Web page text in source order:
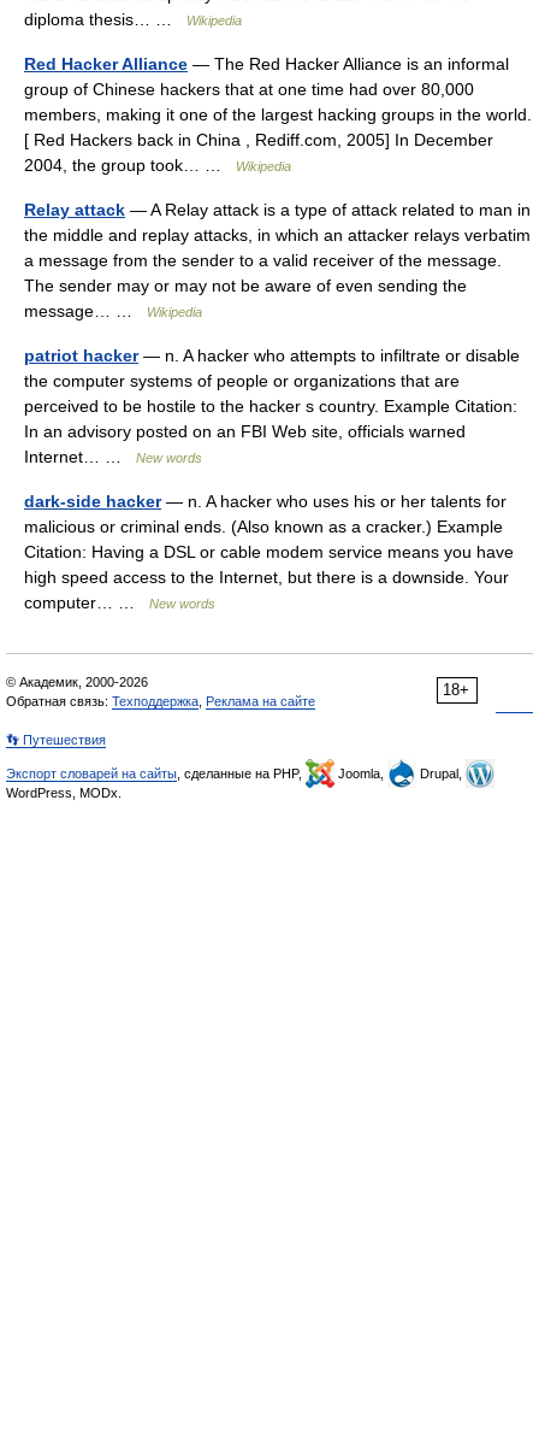
diploma thesis… …
Wikipedia
Red Hacker Alliance — The Red Hacker Alliance is an informal
group of Chinese hackers that at one time had over 80,000
members, making it one of the largest hacking groups in the world.
[ Red Hackers back in China , Rediff.com, 2005] In December
2004, the group took… …
Wikipedia
Relay attack — A Relay attack is a type of attack related to man in
the middle and replay attacks, in which an attacker relays verbatim
a message from the sender to a valid receiver of the message.
The sender may or may not be aware of even sending the
message… …
Wikipedia
patriot hacker— n. A hacker who attempts to infiltrate or disable
the computer systems of people or organizations that are
perceived to be hostile to the hacker s country. Example Citation:
In an advisory posted on an FBI Web site, officials warned
Internet… …
New words
dark-side hacker— n. A hacker who uses his or her talents for
malicious or criminal ends. (Also known as a cracker.) Example
Citation: Having a DSL or cable modem service means you have
high speed access to the Internet, but there is a downside. Your
computer… …
New words
18+
© Академик, 2000-2026
Обратная связь: Техподдержка Реклама на сайте
👣 Путешествия
Экспорт словарей на сайты , сделанные на PHP, Joomla,
Drupal,
WordPress, MODx.